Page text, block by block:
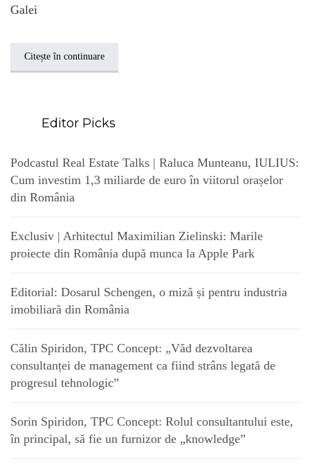
Galei
Citește în continuare
Editor Picks
Podcastul Real Estate Talks | Raluca Munteanu, IULIUS:
Cum investim 1,3 miliarde de euro în viitorul orașelor
din România
Exclusiv | Arhitectul Maximilian Zielinski: Marile
proiecte din România după munca la Apple Park
Editorial: Dosarul Schengen, o miză și pentru industria
imobiliară din România
Călin Spiridon, TPC Concept: „Văd dezvoltarea
consultanței de management ca fiind strâns legată de
progresul tehnologic”
Sorin Spiridon, TPC Concept: Rolul consultantului este,
în principal, să fie un furnizor de „knowledge”